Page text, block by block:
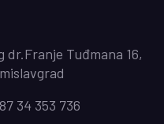
dr.Franje Tuđmana 16,
34 353 736